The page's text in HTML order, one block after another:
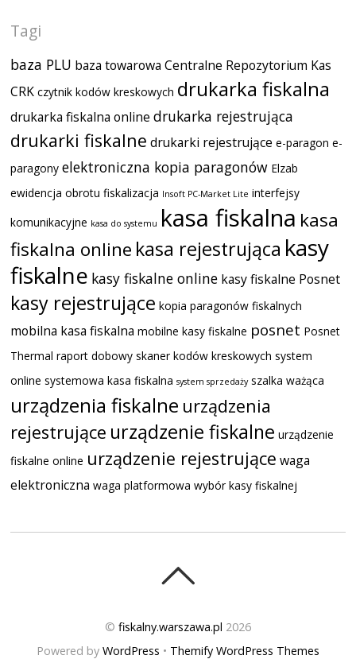
Tagi
baza PLU baza towarowa Centralne Repozytorium Kas
CRK czytnik kodów kreskowych drukarka fiskalna
drukarka fiskalna online drukarka rejestrująca
drukarki fiskalne drukarki rejestrujące e-paragon e-
paragony elektroniczna kopia paragonów Elzab
ewidencja obrotu fiskalizacja Insoft PC-Market Lite interfejsy
komunikacyjne kasa do systemu kasa fiskalna kasa
fiskalna online kasa rejestrująca kasy
fiskalne kasy fiskalne online kasy fiskalne Posnet
kasy rejestrujące kopia paragonów fiskalnych
mobilna kasa fiskalna mobilne kasy fiskalne posnet Posnet
Thermal raport dobowy skaner kodów kreskowych system
online systemowa kasa fiskalna system sprzedaży szalka ważąca
urządzenia fiskalne urządzenia
rejestrujące urządzenie fiskalne urządzenie
fiskalne online urządzenie rejestrujące waga
elektroniczna waga platformowa wybór kasy fiskalnej
© fiskalny.warszawa.pl 2026
Powered by WordPress • Themify WordPress Themes